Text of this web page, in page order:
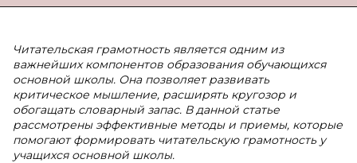
Читательская грамотность является одним из
важнейших компонентов образования обучающихся
основной школы. Она позволяет развивать
критическое мышление, расширять кругозор и
обогащать словарный запас. В данной статье
рассмотрены эффективные методы и приемы, которые
помогают формировать читательскую грамотность у
учащихся основной школы.